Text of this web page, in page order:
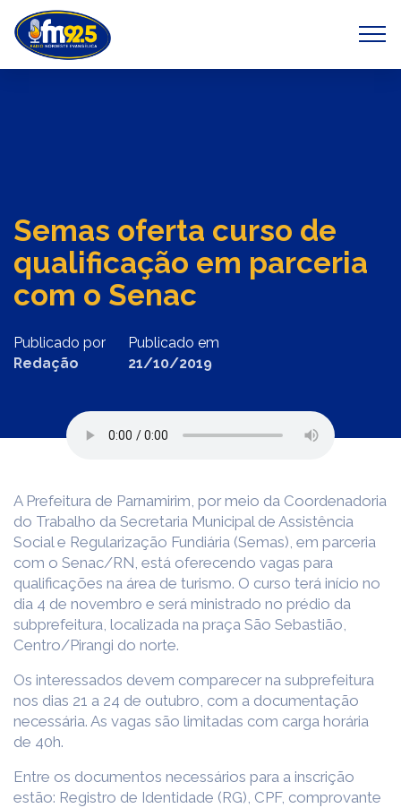
Previous Next
Semas oferta curso de
qualificação em parceria
com o Senac
Publicado por
Redação
Publicado em
21/10/2019
A Prefeitura de Parnamirim, por meio da Coordenadoria
do Trabalho da Secretaria Municipal de Assistência
Social e Regularização Fundiária (Semas), em parceria
com o Senac/RN, está oferecendo vagas para
qualificações na área de turismo. O curso terá início no
dia 4 de novembro e será ministrado no prédio da
subprefeitura, localizada na praça São Sebastião,
Centro/Pirangi do norte.
Os interessados devem comparecer na subprefeitura
nos dias 21 a 24 de outubro, com a documentação
necessária. As vagas são limitadas com carga horária
de 40h.
Entre os documentos necessários para a inscrição
estão: Registro de Identidade (RG), CPF, comprovante